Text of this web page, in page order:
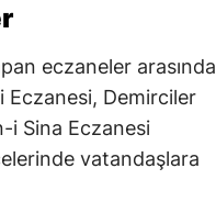
eczaneler arasında
Eczanesi, Demirciler
i Sina Eczanesi
vatandaşlara